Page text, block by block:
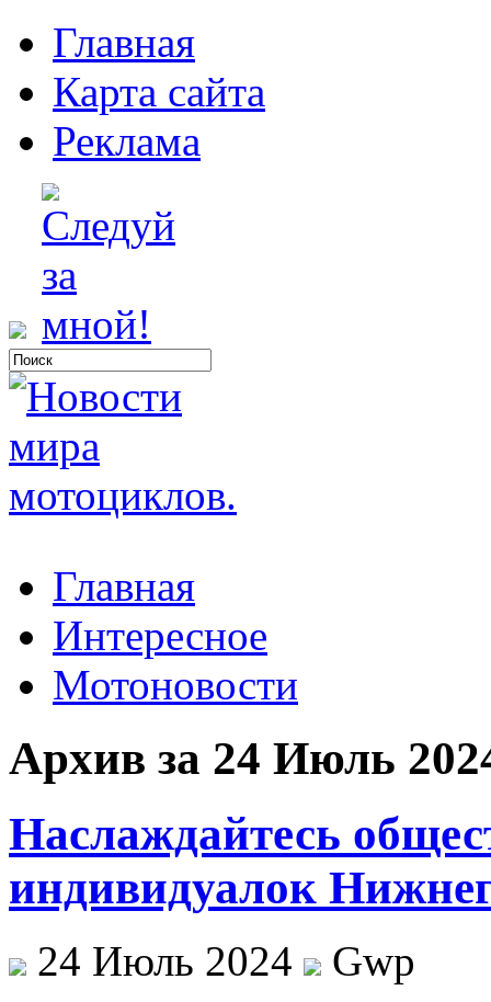
Главная
Карта сайта
Реклама
Главная
Интересное
Мотоновости
Архив за 24 Июль
Наслаждайтесь
индивидуалок
24 Июль 2024
Gwp